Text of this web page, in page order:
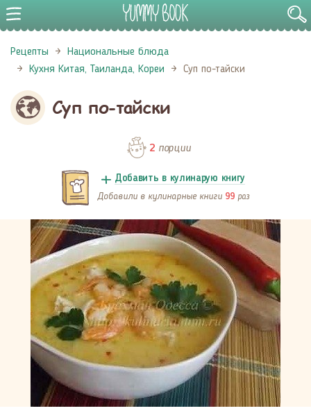
Рецепты
Национальные блюда
Кухня Китая, Таиланда, Кореи
Суп по-тайски
Суп по-тайски
2порции
Добавить в кулинарую книгу
Добавили в кулинарные книги 99 раз